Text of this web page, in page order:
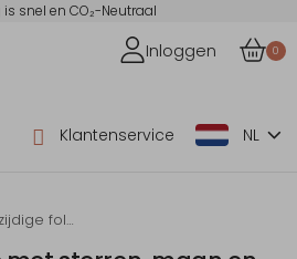
is snel en CO₂-Neutraal
Inloggen 0
Klantenservice NL
geboortekaartjes